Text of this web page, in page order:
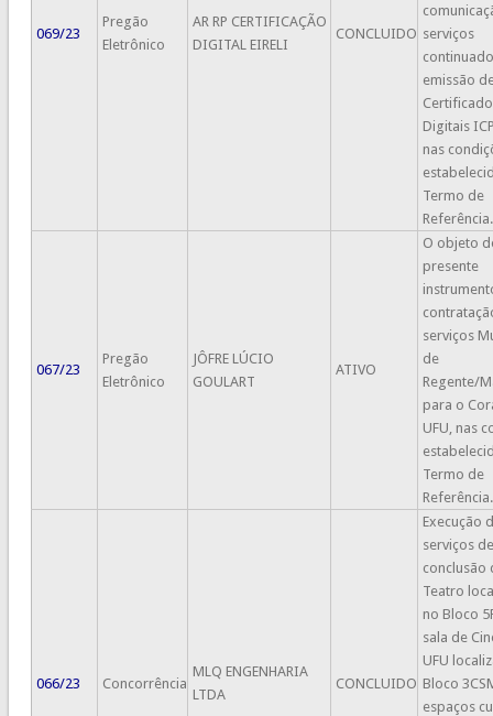
069/23
Pregão
Eletrônico
AR RP CERTIFICAÇÃO
DIGITAL EIRELI
CONCLUIDO serviços
emissão
Digitais
nas
Termo de
Referência.
067/23
Pregão
Eletrônico
JÔFRE LÚCIO
GOULART
ATIVO
O objeto
presente
serviços
de
Regente/
para o
UFU, nas
Termo de
Referência.
066/23 Concorrência
MLQ ENGENHARIA
LTDA
CONCLUIDO
Execução
serviços de
conclusão
Teatro
no Bloco
sala de
UFU
Bloco
espaços